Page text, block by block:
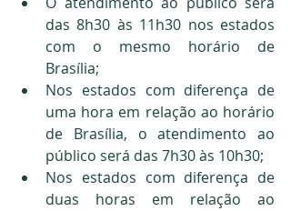
das 8h30 às 11h30 nos estados
com o mesmo horário de
Brasília;
Nos estados com diferença de
uma hora em relação ao horário
de Brasília, o atendimento ao
público será das 7h30 às 10h30;
Nos estados com diferença de
duas horas em relação ao